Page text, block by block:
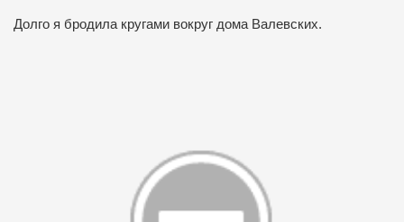
Долго я бродила кругами вокруг дома Валевских.